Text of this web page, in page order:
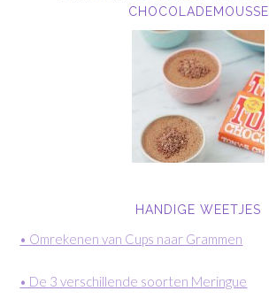
CHOCOLADEMOUSSE
HANDIGE WEETJES
• Omrekenen van Cups naar Grammen
• De 3 verschillende soorten Meringue